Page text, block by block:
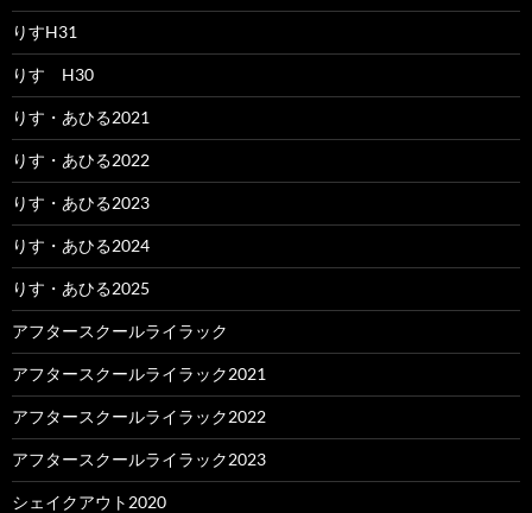
りすH31
りす H30
りす・あひる2021
りす・あひる2022
りす・あひる2023
りす・あひる2024
りす・あひる2025
アフタースクールライラック
アフタースクールライラック2021
アフタースクールライラック2022
アフタースクールライラック2023
シェイクアウト2020